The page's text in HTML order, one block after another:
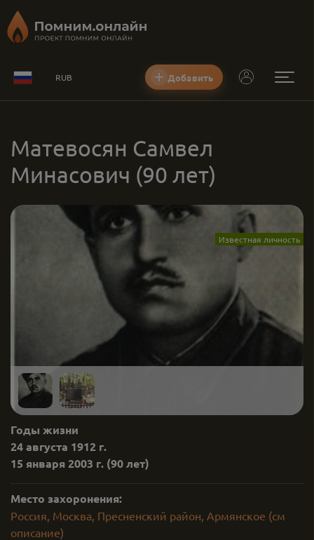
RUB Добавить
Матевосян Самвел
Минасович (90 лет)
Известная личность
Годы жизни
24 августа 1912 г.
15 января 2003 г. (90 лет)
Место захоронения:
Россия, Москва, Пресненский район, Армянское (см
описание)